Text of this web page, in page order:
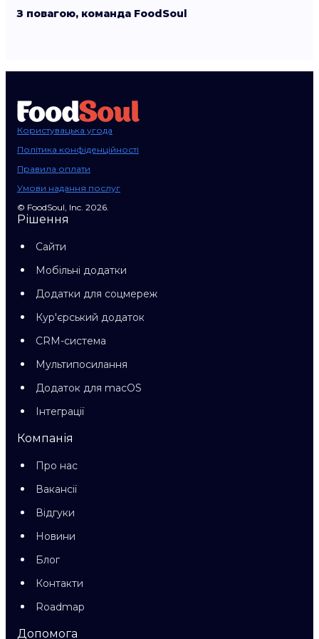
З повагою, команда FoodSoul
Користувацька угода
Політика конфіденційності
Правила оплати
Умови надання послуг
© FoodSoul, Inc. 2026.
Рішення
Сайти
Мобільні додатки
Додатки для соцмереж
Кур'єрський додаток
CRM-система
Мультипосилання
Додаток для macOS
Інтеграції
Компанія
Про нас
Вакансії
Відгуки
Новини
Блог
Контакти
Roadmap
Допомога